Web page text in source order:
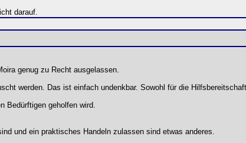
darauf.
genug zu Recht ausgelassen.
werden. Das ist einfach undenkbar. Sowohl für die
Bedürftigen geholfen wird.
und ein praktisches Handeln zulassen sind etwas anderes.